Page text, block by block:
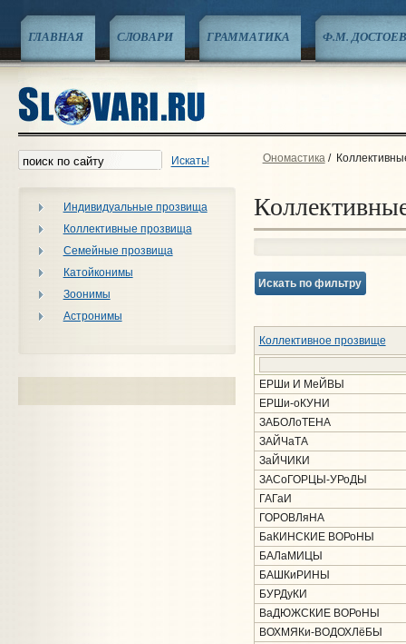
ГЛАВНАЯ СЛОВАРИ ГРАММАТИКА Ф.М.
Искать!
Индивидуальные прозвища
Коллективные прозвища
Семейные прозвища
Катойконимы
Зоонимы
Астронимы
Ономастика/
Искать по фильтру
Коллективное прозвище
ЕРШи И МеЙВЫ
ЕРШи-оКУНИ
ЗАБОЛоТЕНА
ЗАЙЧаТА
ЗаЙЧИКИ
ЗАСоГОРЦЫ-УРоДЫ
ГАГаИ
ГОРОВЛяНА
БаКИНСКИЕ ВОРоНЫ
БАЛаМИЦЫ
БАШКиРИНЫ
БУРДуКИ
ВаДЮЖСКИЕ ВОРоНЫ
ВОХМЯКи-ВОДОХЛёБЫ